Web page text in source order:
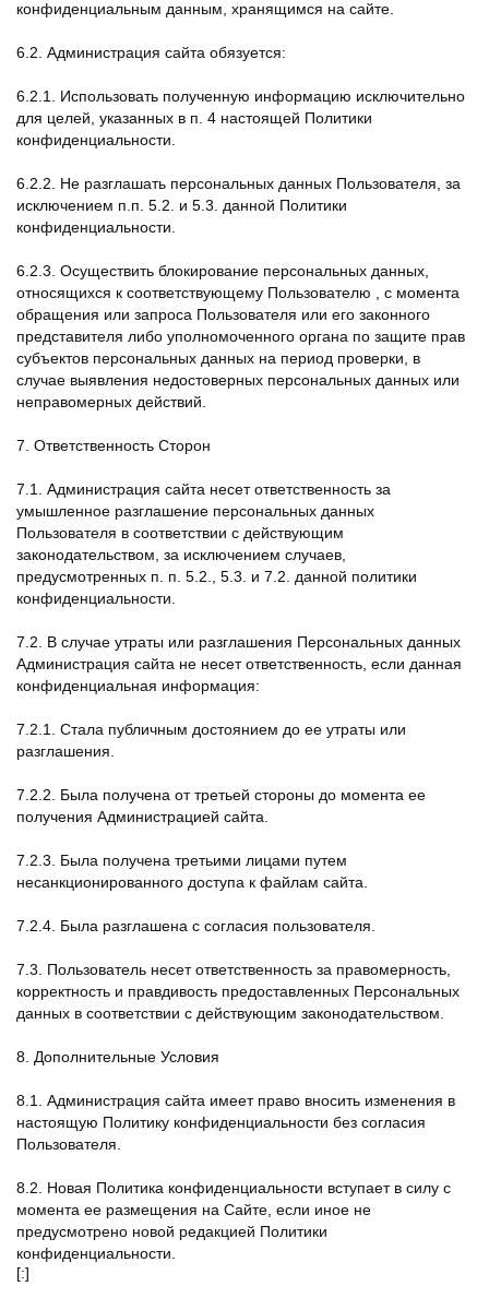
конфиденциальным данным, хранящимся на сайте.
6.2. Администрация сайта обязуется:
6.2.1. Использовать полученную информацию исключительно
для целей, указанных в п. 4 настоящей Политики
конфиденциальности.
6.2.2. Не разглашать персональных данных Пользователя, за
исключением п.п. 5.2. и 5.3. данной Политики
конфиденциальности.
6.2.3. Осуществить блокирование персональных данных,
относящихся к соответствующему Пользователю , с момента
обращения или запроса Пользователя или его законного
представителя либо уполномоченного органа по защите прав
субъектов персональных данных на период проверки, в
случае выявления недостоверных персональных данных или
неправомерных действий.
7. Ответственность Сторон
7.1. Администрация сайта несет ответственность за
умышленное разглашение персональных данных
Пользователя в соответствии с действующим
законодательством, за исключением случаев,
предусмотренных п. п. 5.2., 5.3. и 7.2. данной политики
конфиденциальности.
7.2. В случае утраты или разглашения Персональных данных
Администрация сайта не несет ответственность, если данная
конфиденциальная информация:
7.2.1. Стала публичным достоянием до ее утраты или
разглашения.
7.2.2. Была получена от третьей стороны до момента ее
получения Администрацией сайта.
7.2.3. Была получена третьими лицами путем
несанкционированного доступа к файлам сайта.
7.2.4. Была разглашена с согласия пользователя.
7.3. Пользователь несет ответственность за правомерность,
корректность и правдивость предоставленных Персональных
данных в соответствии с действующим законодательством.
8. Дополнительные Условия
8.1. Администрация сайта имеет право вносить изменения в
настоящую Политику конфиденциальности без согласия
Пользователя.
8.2. Новая Политика конфиденциальности вступает в силу с
момента ее размещения на Сайте, если иное не
предусмотрено новой редакцией Политики
конфиденциальности.
[:]